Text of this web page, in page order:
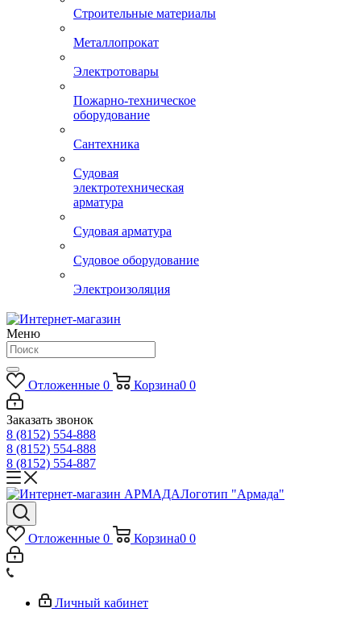
Строительные материалы
Металлопрокат
Электротовары
Пожарно-техническое
оборудование
Сантехника
Судовая
электротехническая
арматура
Судовая арматура
Судовое оборудование
Электроизоляция
Меню
Отложенные 0 Корзина0 0
Заказать звонок
8 (8152) 554-888
8 (8152) 554-888
8 (8152) 554-887
Логотип "Армада"
Отложенные 0 Корзина0 0
Личный кабинет